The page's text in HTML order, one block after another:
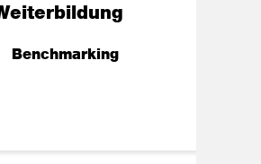
Benchmarking